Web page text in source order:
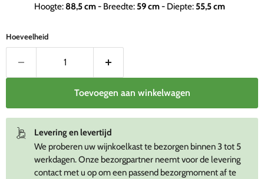
Hoogte: 88,5cm- Breedte: 59cm- Diepte: 55,5cm
Hoeveelheid
Toevoegen aan winkelwagen
Levering en levertijd
We proberen uw wijnkoelkast te bezorgen binnen 3 tot 5
werkdagen. Onze bezorgpartner neemt voor de levering
contact met u op om een passend bezorgmoment af te